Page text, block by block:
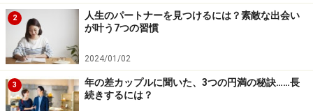
2
人生のパートナーを見つけるには？素敵な出会い
が叶う7つの習慣
2024/01/02
3
年の差カップルに聞いた、3つの円満の秘訣……長
続きするには？